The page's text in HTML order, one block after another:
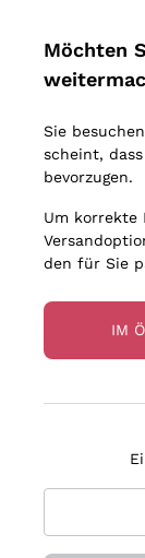
Informationen
Möchten
Sie
scheint,
bevorzugen.
Um korrekte
den für Sie
IM